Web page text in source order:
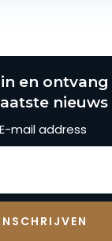
en ontvang
E-mail address